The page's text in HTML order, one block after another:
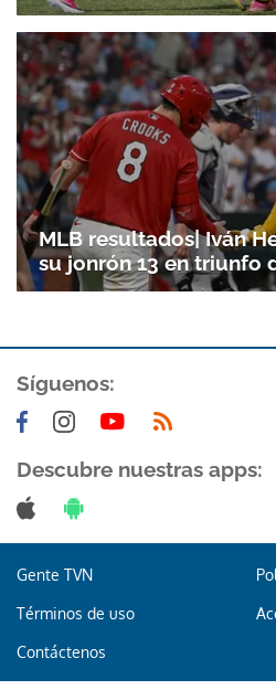
Gracias por suscribirte
MLB resultados| Iván
su jonrón 13 en triunfo
Síguenos:
Descubre nuestras apps:
Gente TVN
Términos de uso
Contáctenos